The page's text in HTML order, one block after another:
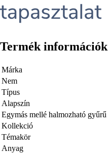
Termék információk
Márka
Nem
Típus
Alapszín
Egymás mellé halmozható gyűrű
Kollekció
Témakör
Anyag